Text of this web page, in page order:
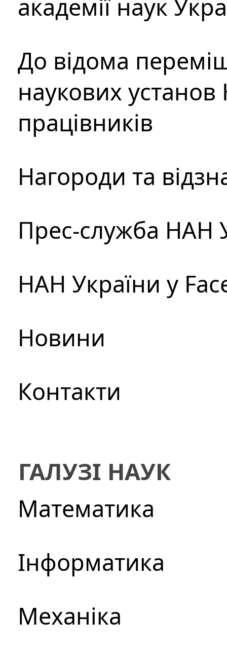
академії наук
До відома
наукових установ
працівників
Нагороди та
Прес-служба НАН
НАН України у
Новини
Контакти
ГАЛУЗІ НАУК
Математика
Інформатика
Механіка